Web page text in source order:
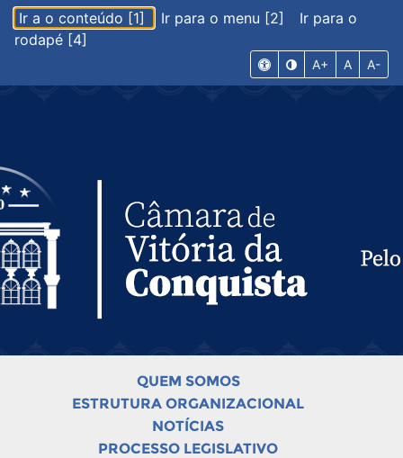
Ir a o conteúdo [1] Ir para o menu [2]
Ir para o
rodapé [4]
A+ A A-
QUEM SOMOS
ESTRUTURA ORGANIZACIONAL
NOTÍCIAS
PROCESSO LEGISLATIVO